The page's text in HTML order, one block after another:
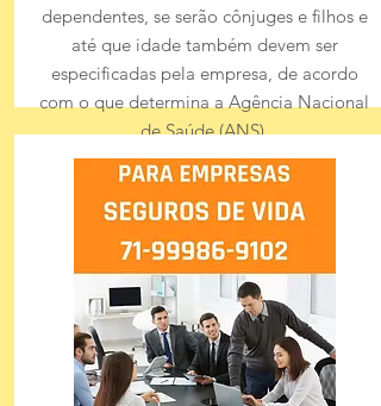
dependentes, se serão cônjuges e filhos e
até que idade também devem ser
especificadas pela empresa, de acordo
com o que determina a Agência Nacional
de Saúde (ANS).